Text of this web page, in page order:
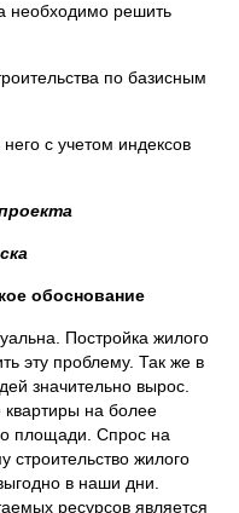
необходимо решить
по базисным
с учетом индексов
обоснование
Постройка жилого
эту проблему. Так же в
значительно вырос.
на более
площади. Спрос на
строительство жилого
в наши дни.
ресурсов является